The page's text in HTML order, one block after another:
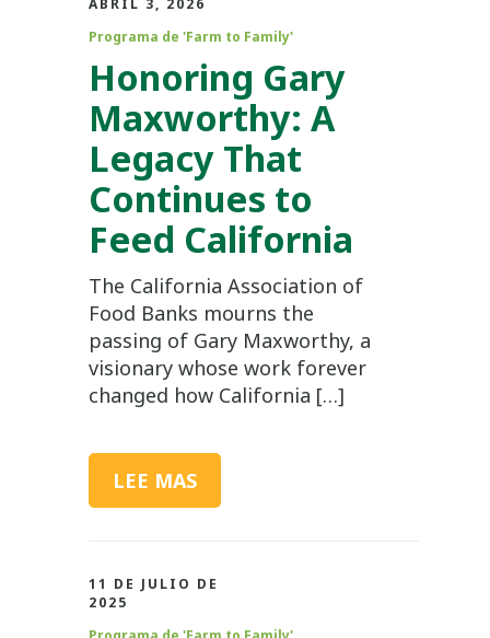
Programa de 'Farm to Family'
Honoring Gary
Maxworthy: A
Legacy That
Continues to
Feed California
The California Association of
Food Banks mourns the
passing of Gary Maxworthy, a
visionary whose work forever
changed how California […]
LEE MAS
11 DE JULIO DE
2025